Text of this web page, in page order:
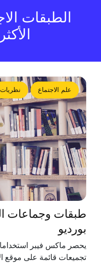
الطبقات
علم الاجتماع نظريات
طبقات وجماعات
بورديو
يحصر ماكس فيبر
تجميعات قائمة على موقع